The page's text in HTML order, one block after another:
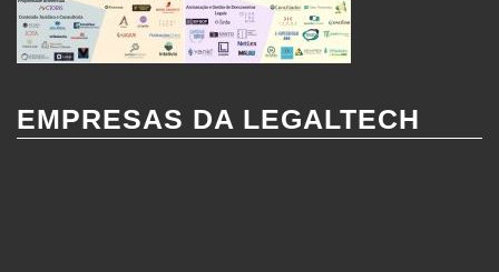
EMPRESAS DA LEGALTECH